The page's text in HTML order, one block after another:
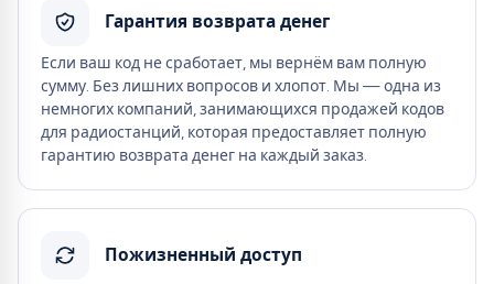
Гарантия возврата денег
Если ваш код не сработает, мы вернём вам полную
сумму. Без лишних вопросов и хлопот. Мы — одна из
немногих компаний, занимающихся продажей кодов
для радиостанций, которая предоставляет полную
гарантию возврата денег на каждый заказ.
Пожизненный доступ